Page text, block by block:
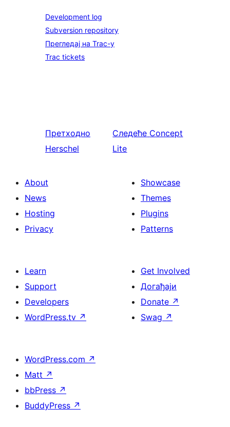
Development log
Subversion repository
Прегледај на Trac-у
Trac tickets
Претходно
Herschel
Следеће Concept
Lite
About
News
Hosting
Privacy
Showcase
Themes
Plugins
Patterns
Learn
Support
Developers
WordPress.tv ↗
Get Involved
Догађаји
Donate ↗
Swag ↗
WordPress.com ↗
Matt ↗
bbPress ↗
BuddyPress ↗